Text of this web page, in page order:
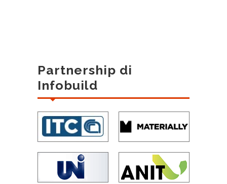
Partnership di
Infobuild